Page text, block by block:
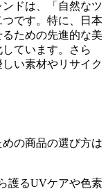
ドは、「自然なツ
です。特に、日本
ための先進的な美
ています。さら
い素材やリサイク
の商品の選び方は
護るUVケアや色素